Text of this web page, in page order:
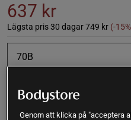
637 kr
Lägsta pris 30 dagar749 kr (-
70B
Genom att klicka på "acceptera